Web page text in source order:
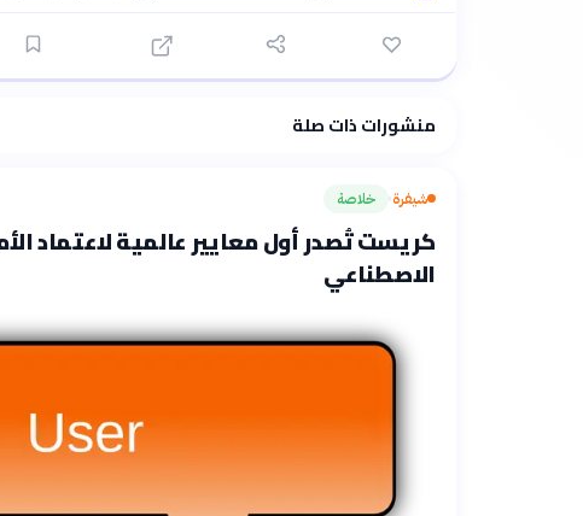
منشورات ذات صلة
شيفرة› خلاصة
كريست تُصدر أول معايير عالمية لاعتماد
الاصطناعي